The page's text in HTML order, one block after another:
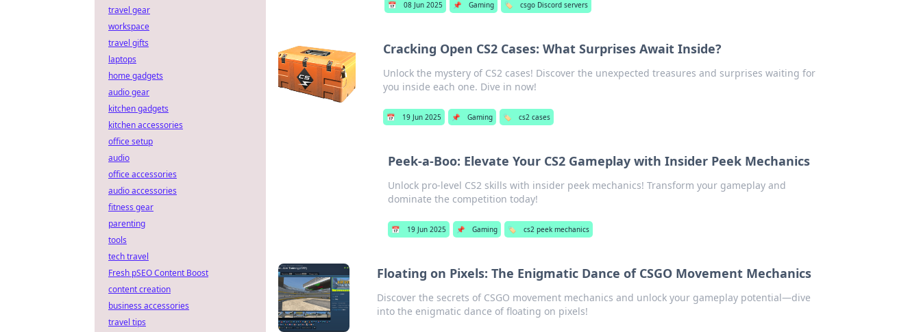
📅 08 Jun 2025 📌 Gaming 🏷️ csgo Discord servers
Cracking Open CS2 Cases: What Surprises Await Inside?
Unlock the mystery of CS2 cases! Discover the unexpected treasures and surprises waiting for
you inside each one. Dive in now!
📅 19 Jun 2025 📌 Gaming 🏷️ cs2 cases
Peek-a-Boo: Elevate Your CS2 Gameplay with Insider Peek Mechanics
Unlock pro-level CS2 skills with insider peek mechanics! Transform your gameplay and
dominate the competition today!
📅 19 Jun 2025 📌 Gaming 🏷️ cs2 peek mechanics
Floating on Pixels: The Enigmatic Dance of CSGO Movement Mechanics
Discover the secrets of CSGO movement mechanics and unlock your gameplay potential—dive
into the enigmatic dance of floating on pixels!
travel gear
workspace
travel gifts
laptops
home gadgets
audio gear
kitchen gadgets
kitchen accessories
office setup
audio
office accessories
audio accessories
fitness gear
parenting
tools
tech travel
Fresh pSEO Content Boost
content creation
business accessories
travel tips